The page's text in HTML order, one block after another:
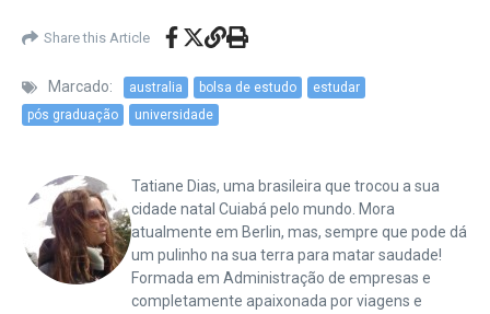
Share this Article
Marcado: australia bolsa de estudo
estudar
pós graduação
universidade
Tatiane Dias, uma brasileira que trocou a sua
cidade natal Cuiabá pelo mundo. Mora
atualmente em Berlin, mas, sempre que pode dá
um pulinho na sua terra para matar saudade!
Formada em Administração de empresas e
completamente apaixonada por viagens e